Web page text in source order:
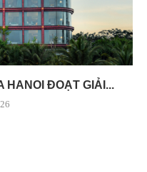
HANOI ĐOẠT GIẢI...